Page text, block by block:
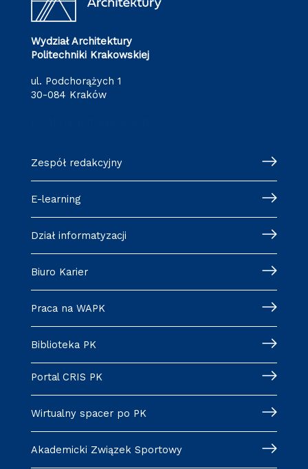
Wydział Architektury
Politechniki Krakowskiej
ul. Podchorążych 1
30-084 Kraków
Zespół redakcyjny
E-learning
Dział informatyzacji
Biuro Karier
Praca na WAPK
Biblioteka PK
Portal CRIS PK
Wirtualny spacer po PK
Akademicki Związek Sportowy